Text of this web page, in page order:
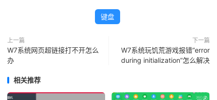
键盘
上一篇
W7系统网页超链接打不开怎么
办
下一篇
W7系统玩饥荒游戏报错“error
during initialization”怎么解决
相关推荐